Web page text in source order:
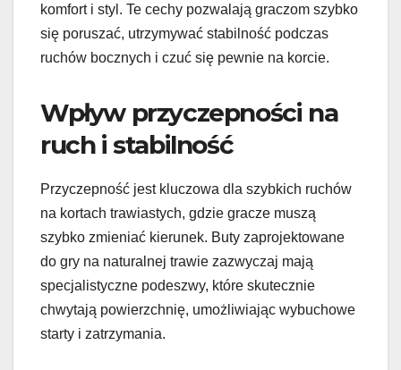
komfort i styl. Te cechy pozwalają graczom szybko
się poruszać, utrzymywać stabilność podczas
ruchów bocznych i czuć się pewnie na korcie.
Wpływ przyczepności na
ruch i stabilność
Przyczepność jest kluczowa dla szybkich ruchów
na kortach trawiastych, gdzie gracze muszą
szybko zmieniać kierunek. Buty zaprojektowane
do gry na naturalnej trawie zazwyczaj mają
specjalistyczne podeszwy, które skutecznie
chwytają powierzchnię, umożliwiając wybuchowe
starty i zatrzymania.